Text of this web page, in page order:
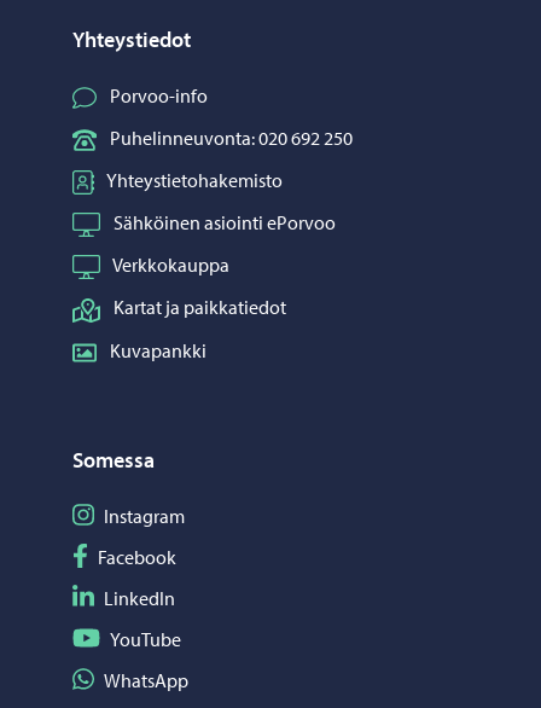
Yhteystiedot
Porvoo-info
Puhelinneuvonta: 020 692 250
Yhteystietohakemisto
Sähköinen asiointi ePorvoo
Verkkokauppa
Kartat ja paikkatiedot
Kuvapankki
Somessa
Seuraa Instagram
Instagram
Seuraa Facebook
Facebook
Seuraa LinkedIn
LinkedIn
Seuraa YouTube
YouTube
Jaa WhatsApp
WhatsApp